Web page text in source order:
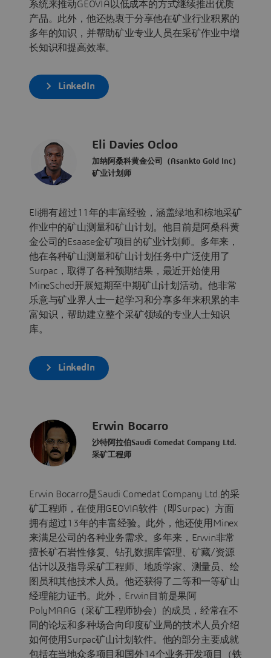
系统来推动GEOVIA以低成本的方式继续推出优质
产品。此外，他还热衷于分享他在矿业行业积累的
多年的知识，并帮助矿业专业人员在采矿作业中增
长知识和提高效率。
LinkedIn
Eli Davies Ocloo
加纳阿桑科黄金公司（Asankto Gold Inc）
矿业计划师
Eli拥有超过11年的丰富经验，涵盖绿地和棕地采矿
作业中的矿山测量和矿山计划。他目前是阿桑科黄
金公司的Esaase金矿项目的矿业计划师。多年来，
他在各种矿山测量和矿山计划任务中广泛使用了
Surpac，取得了各种预期结果，最近开始使用
MineSched开展短期至中期矿山计划活动。他非常
乐意与矿业界人士一起学习和分享多年来积累的丰
富知识，帮助建立整个采矿领域的专业人士知识
库。
LinkedIn
Erwin Bocarro
沙特阿拉伯Saudi Comedat Company Ltd.
采矿工程师
Erwin Bocarro是Saudi Comedat Company Ltd.的采
矿工程师，在使用GEOVIA软件（即Surpac）方面
拥有超过13年的丰富经验。此外，他还使用Minex
来满足公司的各种业务需求。多年来，Erwin非常
擅长矿石岩性修复、钻孔数据库管理、矿藏/资源
估计以及指导采矿工程师、地质学家、测量员、绘
图员和其他技术人员。他还获得了二等和一等矿山
经理能力证书。此外，Erwin目前是果阿
PolyMAAG（采矿工程师协会）的成员，经常在不
同的论坛和多种场合向印度矿业局的技术人员介绍
如何使用Surpac矿山计划软件。他的部分主要成就
包括在当地众多项目和国外14个业务开发项目（铁